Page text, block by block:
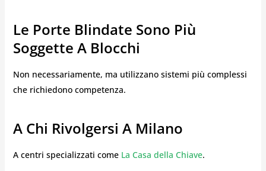
Le Porte Blindate Sono Più
Soggette A Blocchi
Non necessariamente, ma utilizzano sistemi più complessi
che richiedono competenza.
A Chi Rivolgersi A Milano
A centri specializzati comeLa Casa della Chiave.